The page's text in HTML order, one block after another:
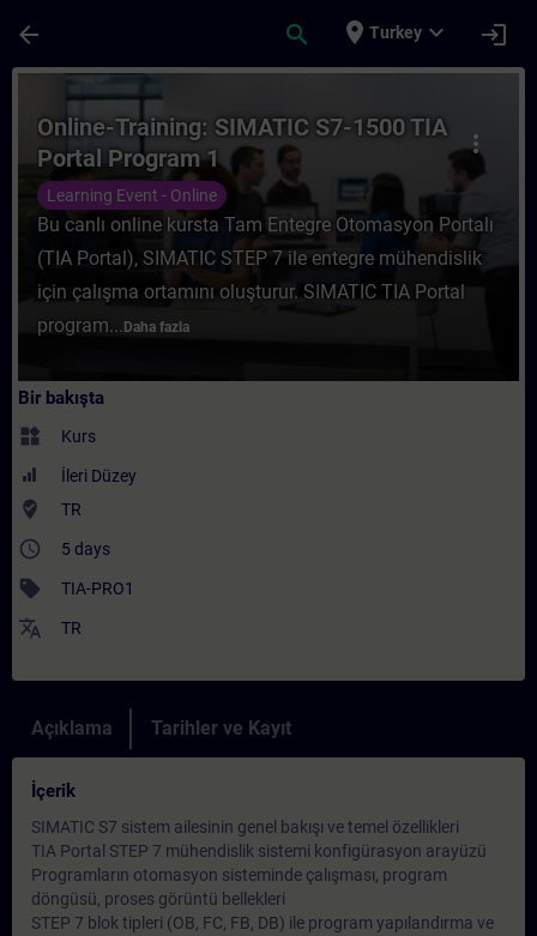
arrow_back search place Turkey expand_more login
Kurs - Online-Training: SIMATIC S7-
more_vert
Online-Training: SIMATIC S7-1500 TIA
Portal Program 1
Learning Event - Online
Bu canlı online kursta Tam Entegre Otomasyon Portalı
(TIA Portal), SIMATIC STEP 7 ile entegre mühendislik
için çalışma ortamını oluşturur. SIMATIC TIA Portal
program... Daha fazla
Bir bakışta
widgets Kurs
İleri Düzey
where_to_vote TR
access_time 5 days
sell TIA-PRO1
translate TR
Açıklama Tarihler ve Kayıt
İçerik
SIMATIC S7 sistem ailesinin genel bakışı ve temel özellikleri
TIA Portal STEP 7 mühendislik sistemi konfigürasyon arayüzü
Programların otomasyon sisteminde çalışması, program
döngüsü, proses görüntü bellekleri
STEP 7 blok tipleri (OB, FC, FB, DB) ile program yapılandırma ve